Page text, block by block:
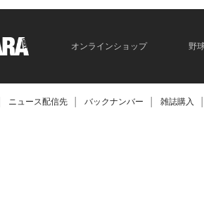
オンラインショップ 野
ニュース配信先 バックナンバー 雑誌購入